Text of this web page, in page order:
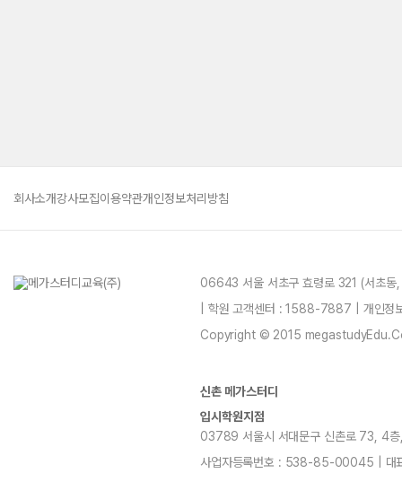
회사소개강사모집이용약관개인정보처리방침
06643 서울 서초구 효령로 321 (서초
| 학원 고객센터 : 1588-7887 | 개인
Copyright © 2015
신촌 메가스터디
입시학원지점
03789 서울시 서대문구 신촌로 73, 4
사업자등록번호 : 538-85-00045 | 대